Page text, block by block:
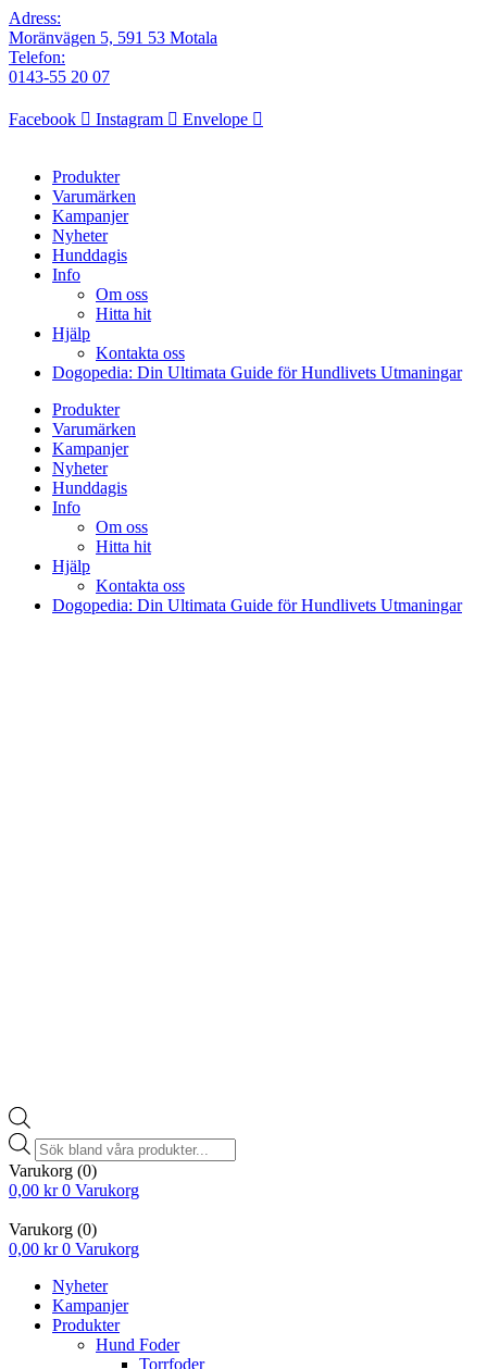
Adress:
Moränvägen 5, 591 53 Motala
Telefon:
0143-55 20 07
Facebook Instagram Envelope
Produkter
Varumärken
Kampanjer
Nyheter
Hunddagis
Info
Om oss
Hitta hit
Hjälp
Kontakta oss
Dogopedia: Din Ultimata Guide för Hundlivets Utmaningar
Produkter
Varumärken
Kampanjer
Nyheter
Hunddagis
Info
Om oss
Hitta hit
Hjälp
Kontakta oss
Dogopedia: Din Ultimata Guide för Hundlivets Utmaningar
Products
search
Varukorg (0)
0,00 kr 0 Varukorg
Varukorg (0)
0,00 kr 0 Varukorg
Nyheter
Kampanjer
Produkter
Hund Foder
Torrfoder